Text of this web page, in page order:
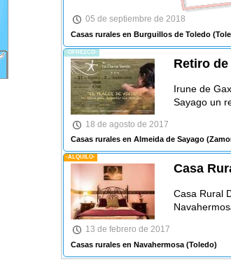
05 de septiembre de 2018
Casas rurales en Burguillos de Toledo
-OFREZCO-
Retiro
Irune de
Sayago un
18 de agosto de 2017
Casas rurales en Almeida de Sayago
-ALQUILO-
Casa
Casa Rural
13 de febrero de 2017
Casas rurales en Navahermosa(Toledo)